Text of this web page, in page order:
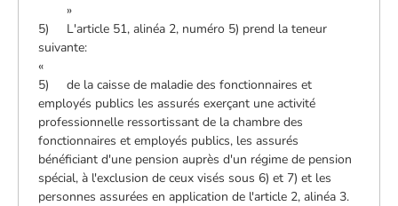
»
5) L'article 51, alinéa 2, numéro 5) prend la teneur
suivante:
«
5) de la caisse de maladie des fonctionnaires et
employés publics les assurés exerçant une activité
professionnelle ressortissant de la chambre des
fonctionnaires et employés publics, les assurés
bénéficiant d'une pension auprès d'un régime de pension
spécial, à l'exclusion de ceux visés sous 6) et 7) et les
personnes assurées en application de l'article 2, alinéa 3.